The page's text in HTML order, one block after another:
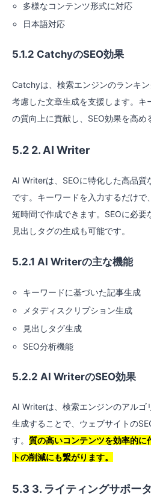
多様なコンテンツ形式に対応
日本語対応
5.1.2 CatchyのSEO効果
Catchyは、検索エンジンのランキ
考慮した文章生成を支援します。キ
の質向上に貢献し、SEO効果を高め
5.2 2. AI Writer
AI Writerは、SEOに特化した高品
です。キーワードを入力するだけで
短時間で作成できます。SEOに必
見出しタグの生成も可能です。
5.2.1 AI Writerの主な機能
キーワードに基づいた記事生成
メタディスクリプション生成
見出しタグ生成
SEO分析機能
5.2.2 AI WriterのSEO効果
AI Writerは、検索エンジンのアルゴ
生成することで、ウェブサイトの
す。 質の高いコンテンツを効率的に
トの削減にも繋がります。
5.3 3. ライティングサポー